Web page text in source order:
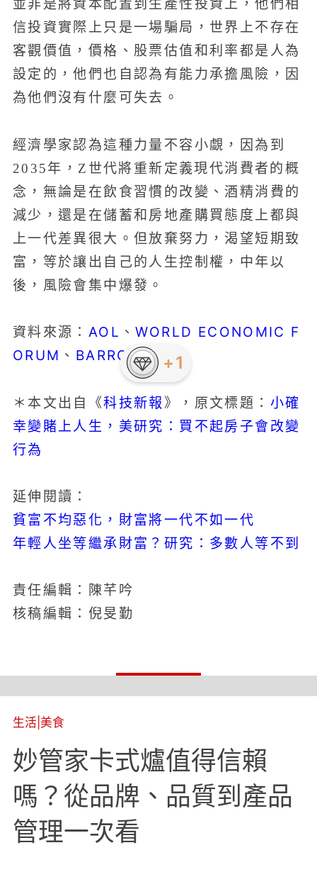
並非是將資本配置到生產性投資上，他們相
信投資實際上只是一場騙局，世界上不存在
客觀價值，價格、股票估值和利率都是人為
設定的，他們也自認為有能力承擔風險，因
為他們沒有什麼可失去。
經濟學家認為這種力量不容小覷，因為到
2035年，Z世代將重新定義現代消費者的概
念，無論是在飲食習慣的改變、酒精消費的
減少，還是在儲蓄和房地產購買態度上都與
上一代差異很大。但放棄努力，渴望短期致
富，等於讓出自己的人生控制權，中年以
後，風險會集中爆發。
資料來源： AOL 、WORLD ECONOMIC F
ORUM 、 BARRON’S
＊本文出自《科技新報 》，原文標題： 小確
幸變賭上人生，美研究：買不起房子會改變
行為
延伸閱讀：
貧富不均惡化，財富將一代不如一代
年輕人坐等繼承財富？研究：多數人等不到
責任編輯：陳芊吟
核稿編輯：倪旻勤
生活 美食
妙管家卡式爐值得信賴
嗎？從品牌、品質到產品
管理一次看
+1